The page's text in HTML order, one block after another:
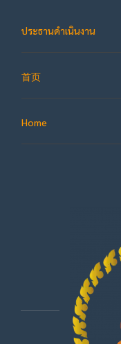
ประธานดำเนินงาน
首页
Home